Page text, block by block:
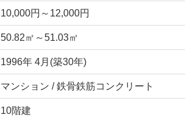
10,000円～12,000円
50.82㎡～51.03㎡
1996年 4月(築30年)
マンション / 鉄骨鉄筋コンクリート
10階建